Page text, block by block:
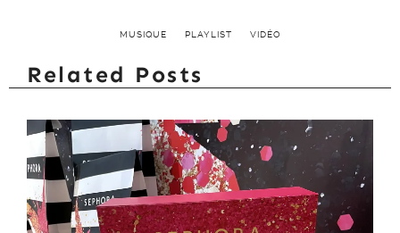
MUSIQUE PLAYLIST VIDÉO
Related Posts